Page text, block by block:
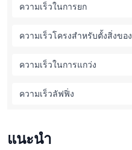
ความเร็วในการยก
ความเร็วโครงสำหรับตั้งสิ่งของ
ความเร็วในการแกว่ง
ความเร็วลัฟฟิ่ง
แนะนำ